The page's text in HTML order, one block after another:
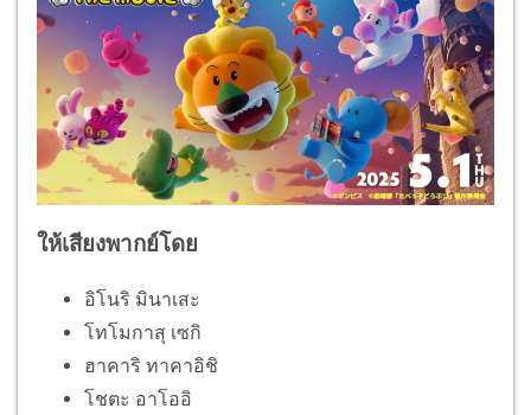
ให้เสียงพากย์โดย
อิโนริ มินาเสะ
โทโมกาสุ เซกิ
ฮาคาริ ทาคาอิชิ
โชตะ อาโออิ